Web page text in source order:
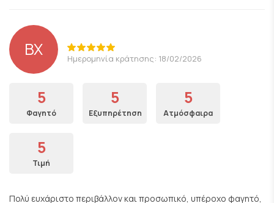
ΒΧ Ημερομηνία κράτησης: 18/02/2026
5
Φαγητό
5
Εξυπηρέτηση
5
Ατμόσφαιρα
5
Τιμή
Πολύ ευχάριστο περιβάλλον και προσωπικό, υπέροχο φαγητό,